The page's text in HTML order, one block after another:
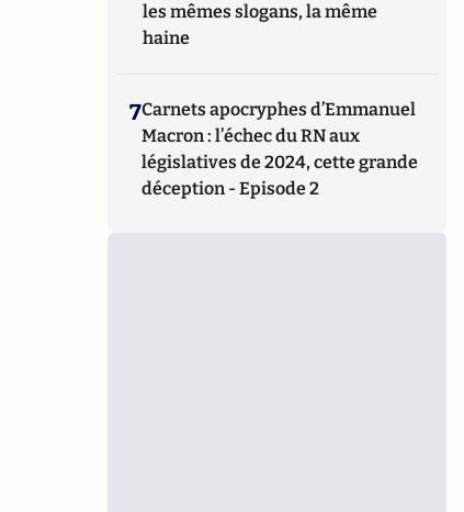
les mêmes slogans, la même
haine
7Carnets apocryphes d’Emmanuel
Macron : l’échec du RN aux
législatives de 2024, cette grande
déception - Episode 2